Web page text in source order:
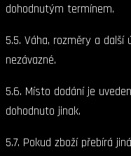
dohodnutým termínem.
5.5. Váha, rozměry a další
nezávazné.
5.6. Místo dodání je
dohodnuto jinak.
5.7. Pokud zboží přebírá